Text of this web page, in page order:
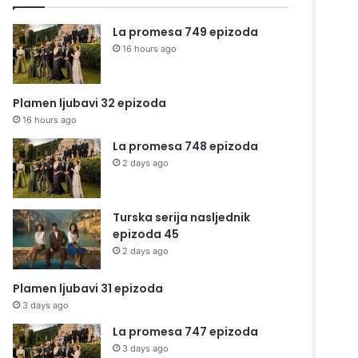
La promesa 749 epizoda
16 hours ago
Plamen ljubavi 32 epizoda
16 hours ago
La promesa 748 epizoda
2 days ago
Turska serija nasljednik
epizoda 45
2 days ago
Plamen ljubavi 31 epizoda
3 days ago
La promesa 747 epizoda
3 days ago